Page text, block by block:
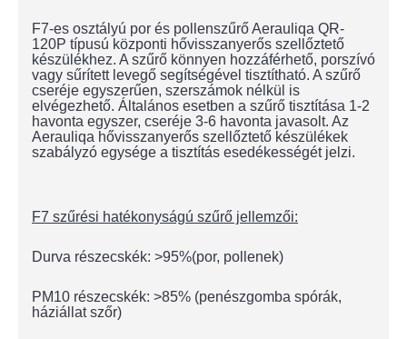
F7-es osztályú por és pollenszűrő Aerauliqa QR-
120P típusú központi hővisszanyerős szellőztető
készülékhez. A szűrő könnyen hozzáférhető, porszívó
vagy sűrített levegő segítségével tisztítható. A szűrő
cseréje egyszerűen, szerszámok nélkül is
elvégezhető. Általános esetben a szűrő tisztítása 1-2
havonta egyszer, cseréje 3-6 havonta javasolt. Az
Aerauliqa hővisszanyerős szellőztető készülékek
szabályzó egysége a tisztítás esedékességét jelzi.
F7 szűrési hatékonyságú szűrő jellemzői:
Durva részecskék: >95%(por, pollenek)
PM10 részecskék: >85% (penészgomba spórák,
háziállat szőr)